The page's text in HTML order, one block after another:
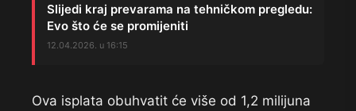
Slijedi kraj prevarama na tehničkom pregledu:
Evo što će se promijeniti
12.04.2026. u 16:15
Ova isplata obuhvatit će više od 1,2 milijuna